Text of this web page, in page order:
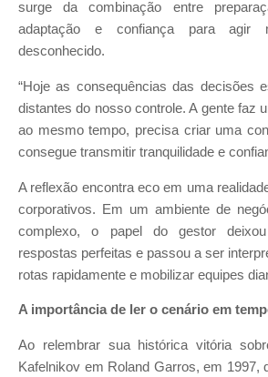
surge da combinação entre
adaptação e confiança para agir
desconhecido.
“Hoje as consequências das decisões
distantes do nosso controle. A gente faz
ao mesmo tempo, precisa criar uma
consegue transmitir tranquilidade e
A reflexão encontra eco em uma
corporativos. Em um ambiente de
complexo, o papel do gestor
respostas perfeitas e passou a ser
rotas rapidamente e mobilizar equipes
A importância de ler o cenário em
Ao relembrar sua histórica vitória
Kafelnikov em Roland Garros, em 1997,